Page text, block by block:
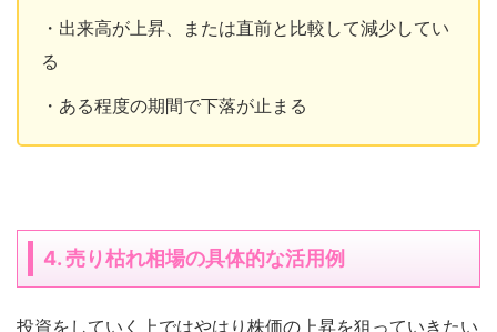
・出来高が上昇、または直前と比較して減少してい
る
・ある程度の期間で下落が止まる
4. 売り枯れ相場の具体的な活用例
投資をしていく上ではやはり株価の上昇を狙っていきたい